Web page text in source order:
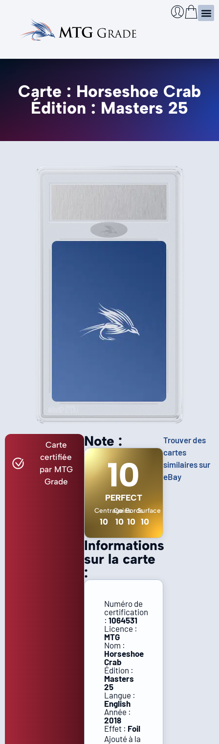
Carte : Horseshoe Crab
Édition : Masters 25
Carte
certifiée
par MTG
Grade
Informations
sur la carte
:
Numéro de
certification
: 1064531
Licence :
MTG
Nom :
Horseshoe
Crab
Édition :
Masters
25
Langue :
English
Année :
2018
Effet : Foil
Ajouté à la
Note :
10
PERFECT
Centrage
10
Coins
10
Bords
10
Surface
10
Trouver des
cartes
similaires sur
eBay